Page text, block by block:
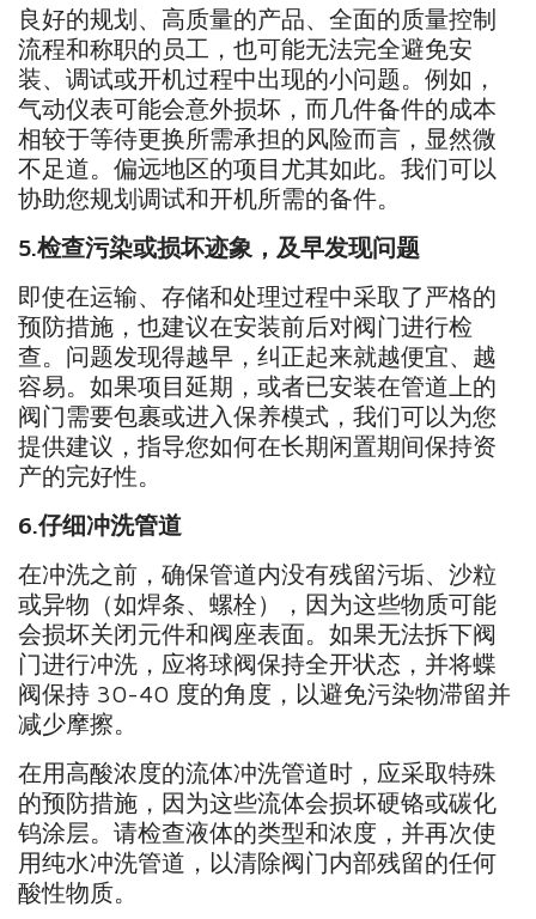
良好的规划、高质量的产品、全面的质量控制
流程和称职的员工，也可能无法完全避免安
装、调试或开机过程中出现的小问题。例如，
气动仪表可能会意外损坏，而几件备件的成本
相较于等待更换所需承担的风险而言，显然微
不足道。偏远地区的项目尤其如此。我们可以
协助您规划调试和开机所需的备件。
5.检查污染或损坏迹象，及早发现问题
即使在运输、存储和处理过程中采取了严格的
预防措施，也建议在安装前后对阀门进行检
查。问题发现得越早，纠正起来就越便宜、越
容易。如果项目延期，或者已安装在管道上的
阀门需要包裹或进入保养模式，我们可以为您
提供建议，指导您如何在长期闲置期间保持资
产的完好性。
6.仔细冲洗管道
在冲洗之前，确保管道内没有残留污垢、沙粒
或异物（如焊条、螺栓），因为这些物质可能
会损坏关闭元件和阀座表面。如果无法拆下阀
门进行冲洗，应将球阀保持全开状态，并将蝶
阀保持 30-40 度的角度，以避免污染物滞留并
减少摩擦。
在用高酸浓度的流体冲洗管道时，应采取特殊
的预防措施，因为这些流体会损坏硬铬或碳化
钨涂层。请检查液体的类型和浓度，并再次使
用纯水冲洗管道，以清除阀门内部残留的任何
酸性物质。